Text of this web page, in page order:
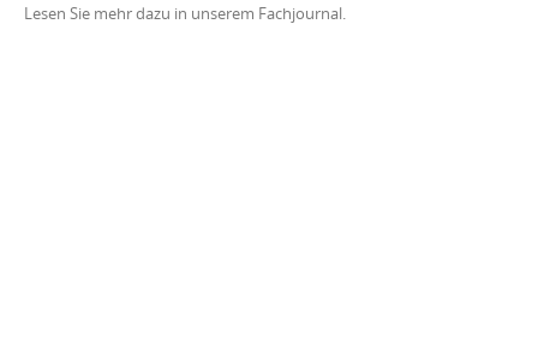
Lesen Sie mehr dazu in unserem Fachjournal.